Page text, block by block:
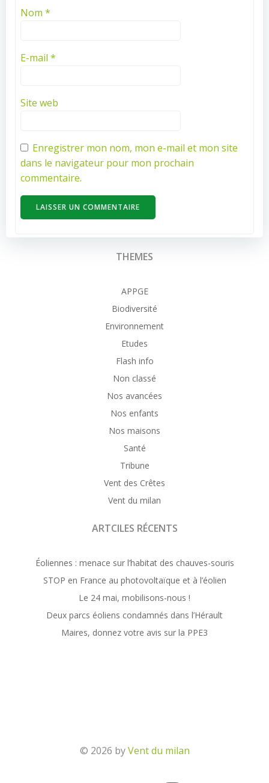
Nom *
E-mail *
Site web
Enregistrer mon nom, mon e-mail et mon site
dans le navigateur pour mon prochain
commentaire.
THEMES
APPGE
Biodiversité
Environnement
Etudes
Flash info
Non classé
Nos avancées
Nos enfants
Nos maisons
Santé
Tribune
Vent des Crêtes
Vent du milan
ARTCILES RÉCENTS
Éoliennes : menace sur l’habitat des chauves-souris
STOP en France au photovoltaïque et à l’éolien
Le 24 mai, mobilisons-nous !
Deux parcs éoliens condamnés dans l’Hérault
Maires, donnez votre avis sur la PPE3
© 2026 byVent du milan